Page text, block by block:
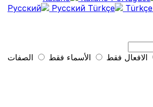
Русский
Türkçe
الافعال فقط الأسماء فقط
الصفات